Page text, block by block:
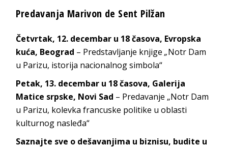
Predavanja Marivon de Sent Pilžan
Četvrtak, 12. decembar u 18 časova, Evropska
kuća, Beograd – Predstavljanje knjige„Notr Dam
u Parizu, istorija nacionalnog simbola“
Petak, 13. decembar u 18 časova, Galerija
Matice srpske, Novi Sad – Predavanje „Notr Dam
u Parizu, kolevka francuske politike u oblasti
kulturnog nasleđa“
Saznajte sve o dešavanjima u biznisu, budite u